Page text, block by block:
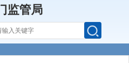
监管局